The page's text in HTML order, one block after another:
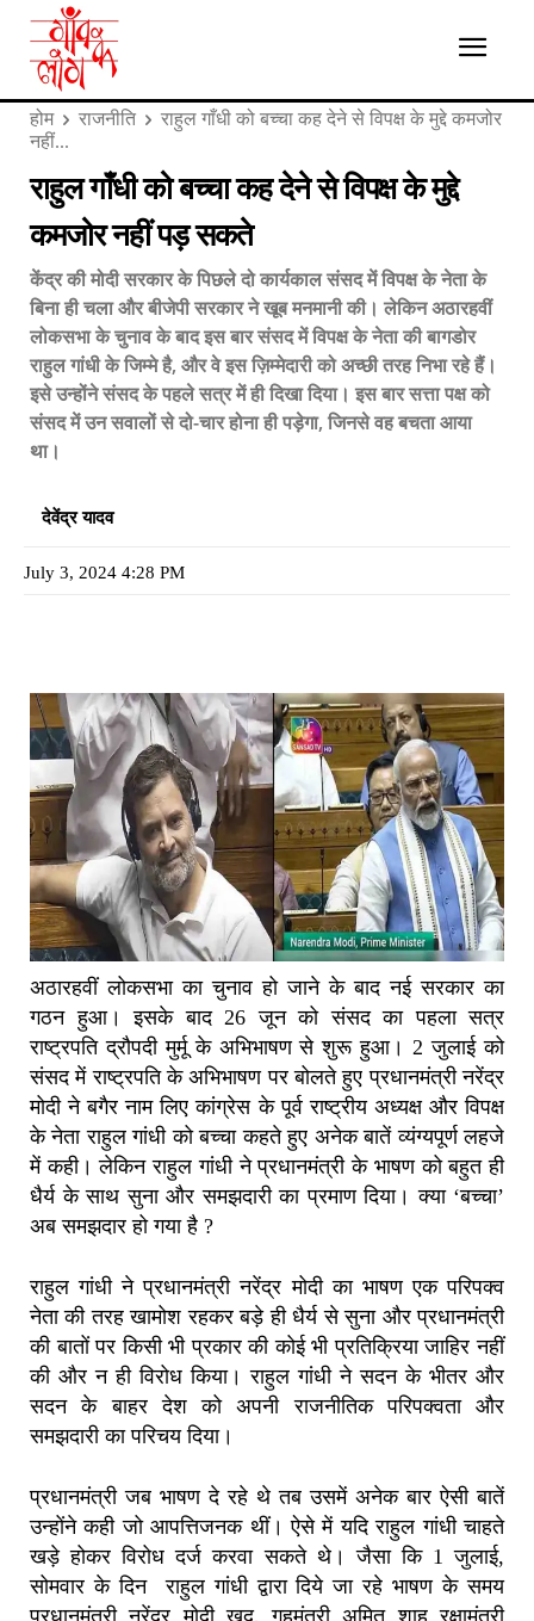
होम राजनीति
राहुल गाँधी को बच्चा कह देने से विपक्ष के मुद्दे कमजोर
नहीं...
राहुल गाँधी को बच्चा कह देने से विपक्ष के मुद्दे
कमजोर नहीं पड़ सकते
केंद्र की मोदी सरकार के पिछले दो कार्यकाल संसद में विपक्ष के नेता के
बिना ही चला और बीजेपी सरकार ने खूब मनमानी की। लेकिन अठारहवीं
लोकसभा के चुनाव के बाद इस बार संसद में विपक्ष के नेता की बागडोर
राहुल गांधी के जिम्मे है, और वे इस ज़िम्मेदारी को अच्छी तरह निभा रहे हैं।
इसे उन्होंने संसद के पहले सत्र में ही दिखा दिया। इस बार सत्ता पक्ष को
संसद में उन सवालों से दो-चार होना ही पड़ेगा, जिनसे वह बचता आया
था।
देवेंद्र यादव
July 3, 2024 4:28 PM
अठारहवीं लोकसभा का चुनाव हो जाने के बाद नई सरकार का
गठन हुआ। इसके बाद 26 जून को संसद का पहला सत्र
राष्ट्रपति द्रौपदी मुर्मू के अभिभाषण से शुरू हुआ। 2 जुलाई को
संसद में राष्ट्रपति के अभिभाषण पर बोलते हुए प्रधानमंत्री नरेंद्र
मोदी ने बगैर नाम लिए कांग्रेस के पूर्व राष्ट्रीय अध्यक्ष और विपक्ष
के नेता राहुल गांधी को बच्चा कहते हुए अनेक बातें व्यंग्यपूर्ण लहजे
में कही। लेकिन राहुल गांधी ने प्रधानमंत्री के भाषण को बहुत ही
धैर्य के साथ सुना और समझदारी का प्रमाण दिया। क्या ‘बच्चा’
अब समझदार हो गया है ?
राहुल गांधी ने प्रधानमंत्री नरेंद्र मोदी का भाषण एक परिपक्व
नेता की तरह खामोश रहकर बड़े ही धैर्य से सुना और प्रधानमंत्री
की बातों पर किसी भी प्रकार की कोई भी प्रतिक्रिया जाहिर नहीं
की और न ही विरोध किया। राहुल गांधी ने सदन के भीतर और
सदन के बाहर देश को अपनी राजनीतिक परिपक्वता और
समझदारी का परिचय दिया।
प्रधानमंत्री जब भाषण दे रहे थे तब उसमें अनेक बार ऐसी बातें
उन्होंने कही जो आपत्तिजनक थीं। ऐसे में यदि राहुल गांधी चाहते
खड़े होकर विरोध दर्ज करवा सकते थे। जैसा कि 1 जुलाई,
सोमवार के दिन राहुल गांधी द्वारा दिये जा रहे भाषण के समय
प्रधानमंत्री नरेंद्र मोदी खुद, गृहमंत्री अमित शाह रक्षामंत्री